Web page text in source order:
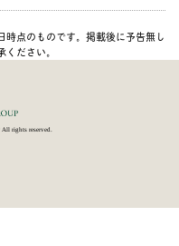
点のものです。掲載後に予告無し
ださい。
rights reserved.